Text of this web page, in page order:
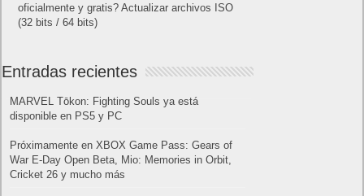
oficialmente y gratis? Actualizar archivos ISO
(32 bits / 64 bits)
Entradas recientes
MARVEL Tōkon: Fighting Souls ya está
disponible en PS5 y PC
Próximamente en XBOX Game Pass: Gears of
War E-Day Open Beta, Mio: Memories in Orbit,
Cricket 26 y mucho más